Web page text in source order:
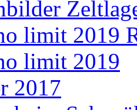
limit 2019
limit 2019
2017